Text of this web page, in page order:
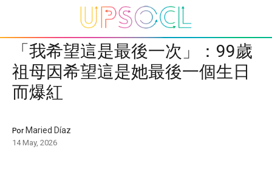
「我希望這是最後一次」：99歲
祖母因希望這是她最後一個生日
而爆紅
Por Maried Díaz
14 May, 2026